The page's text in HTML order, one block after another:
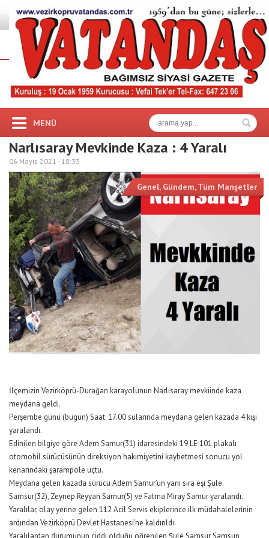
MENÜ
Narlısaray Mevkinde Kaza : 4 Yaralı
06 Mayıs 2021 - 18:33
Genel, Gündem,Tüm Manşetler
İlçemizin Vezirköprü-Durağan karayolunun Narlısaray mevkiinde kaza
meydana geldi.
Perşembe günü (bugün) Saat: 17.00 sularında meydana gelen kazada 4 kişi
yaralandı.
Edinilen bilgiye göre Adem Samur(31) idaresindeki 19 LE 101 plakalı
otomobil sürücüsünün direksiyon hakimiyetini kaybetmesi sonucu yol
kenarındaki şarampole uçtu.
Meydana gelen kazada sürücü Adem Samur’un yanı sıra eşi Şule
Samsur(32), Zeynep Reyyan Samur(5) ve Fatma Miray Samur yaralandı.
Yaralılar, olay yerine gelen 112 Acil Servis ekiplerince ilk müdahalelerinin
ardından Vezirköprü Devlet Hastanesi’ne kaldırıldı.